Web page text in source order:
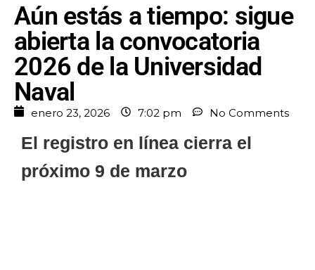
Aún estás a tiempo: sigue
abierta la convocatoria
2026 de la Universidad
Naval
enero 23, 2026 7:02 pm No Comments
El registro en línea cierra el
próximo 9 de marzo